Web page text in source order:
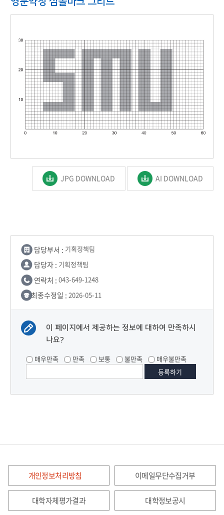
JPG DOWNLOAD AI DOWNLOAD
담당부서 : 기획정책팀
담당자 : 기획정책팀
연락처 : 043-649-1248
최종수정일 : 2026-05-11
이 페이지에서 제공하는 정보에 대하여 만족하시
나요?
매우만족 만족 보통 불만족 매우불만족
개인정보처리방침 이메일무단수집거부
대학자체평가결과 대학정보공시